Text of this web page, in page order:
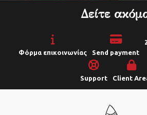
Δείτε
Φόρμα επικοινωνίας Send payment
Support Client